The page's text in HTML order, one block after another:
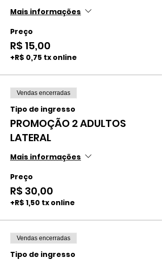
Mais informações
Preço
R$ 15,00
+R$ 0,75 tx online
Vendas encerradas
Tipo de ingresso
PROMOÇÃO 2 ADULTOS
LATERAL
Mais informações
Preço
R$ 30,00
+R$ 1,50 tx online
Vendas encerradas
Tipo de ingresso